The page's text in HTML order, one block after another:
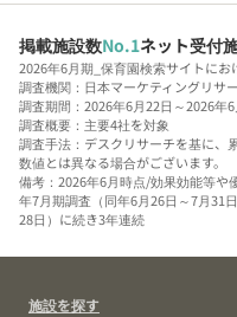
掲載施設数No.1ネット受付
2026年6月期_保育園検索サイトにお
調査機関：日本マーケティングリサ
調査期間：2026年6月22日～2026年6
調査概要：主要4社を対象
調査手法：デスクリサーチを基に、
数値とは異なる場合がございます。
備考：2026年6月時点/効果効能等や
年7月期調査（同年6月26日～7月31
28日）に続き3年連続
施設を探す